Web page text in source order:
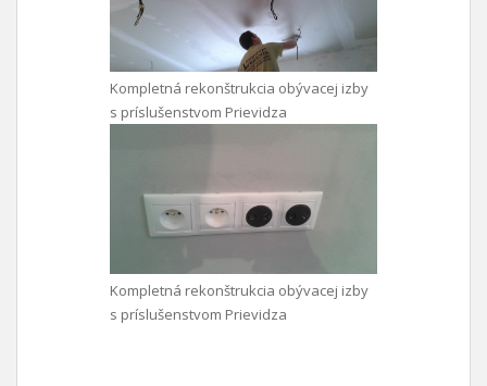
Kompletná rekonštrukcia obývacej izby
s príslušenstvom Prievidza
Kompletná rekonštrukcia obývacej izby
s príslušenstvom Prievidza